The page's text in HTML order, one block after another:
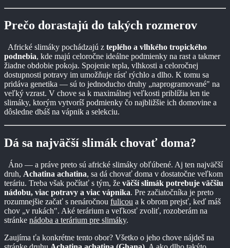
Prečo dorastajú do takých rozmerov
Africké slimáky pochádzajú z teplého a vlhkého tropického
podnebia, kde majú celoročne ideálne podmienky na rast a takmer
žiadne obdobie pokoja. Spojenie tepla, vlhkosti a celoročnej
dostupnosti potravy im umožňuje rásť rýchlo a dlho. K tomu sa
pridáva genetika — sú to jednoducho druhy „naprogramované" na
veľký vzrast. V chove sa k maximálnej veľkosti priblížia len tie
slimáky, ktorým vytvoríš podmienky čo najbližšie ich domovine a
dôsledne dbáš na vápnik a selekciu.
Dá sa najväčší slimák chovať doma?
Áno — a práve preto sú africké slimáky obľúbené. Aj ten najväčší
druh, Achatina achatina, sa dá chovať doma v dostatočne veľkom
teráriu. Treba však počítať s tým, že väčší slimák potrebuje väčšiu
nádobu, viac potravy a viac vápnika. Pre začiatočníka je preto
rozumnejšie začať s nenáročnou fulicou a k obrom prejsť, keď máš
chov „v rukách". Aké terárium a veľkosť zvoliť, rozoberám na
stránke nádoba a terárium pre slimáky.
Zaujíma ťa konkrétne tento obor? Všetko o jeho chove nájdeš na